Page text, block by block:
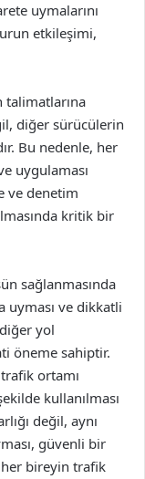
uymalarını
etkileşimi,
diğer sürücülerin
Bu nedenle, her
uygulaması
ve denetim
kritik bir
sağlanmasında
uyması ve dikkatli
yol
öneme sahiptir.
ortamı
kullanılması
değil, aynı
güvenli bir
her bireyin trafik